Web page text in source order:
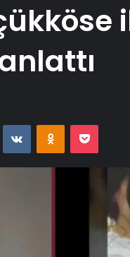
VKontakteOdnoklassniki
Pocket